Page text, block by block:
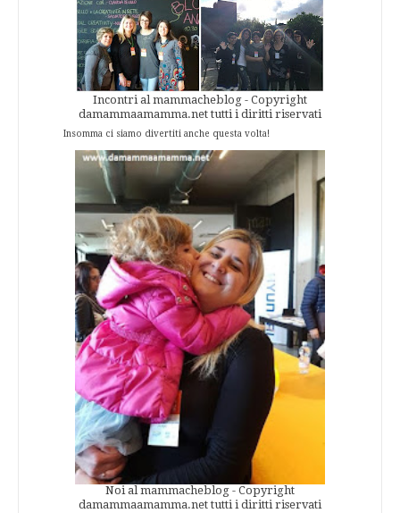
Incontri al mammacheblog - Copyright
damammaamamma.net tutti i diritti riservati
Insomma ci siamo divertiti anche questa volta!
Noi al mammacheblog - Copyright
damammaamamma.net tutti i diritti riservati